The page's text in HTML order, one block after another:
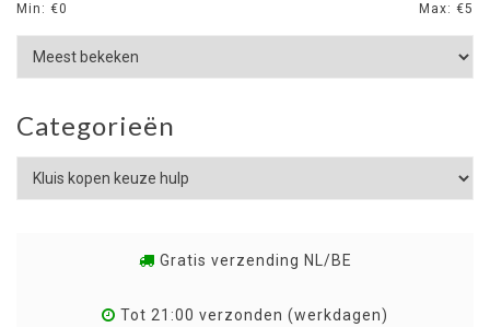
Min: €0 Max: €5
Categorieën
Gratis verzending NL/BE
Tot 21:00 verzonden (werkdagen)